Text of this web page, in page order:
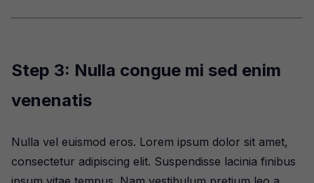
Step 3: Nulla congue mi sed enim
venenatis
Nulla vel euismod eros. Lorem ipsum dolor sit amet,
consectetur adipiscing elit. Suspendisse lacinia finibus